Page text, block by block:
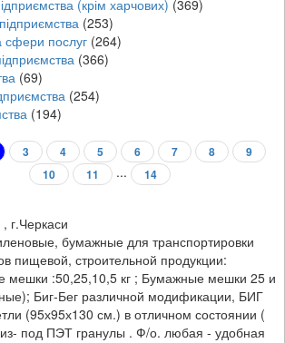
(крім харчових) (369)
(253)
сфери послуг (264)
(366)
(69)
(254)
(194)
3 4 5 6 7 8
9
10
11 ... 14
, г.Черкаси
бумажные для транспортировки
пищевой, строительной продукции:
мешки :50,25,10,5 кг ; Бумажные мешки 25 и
Биг-Бег различной модификации, БИГ
(95х95х130 см.) в отличном состоянии (
под ПЭТ гранулы . Ф/о. любая - удобная